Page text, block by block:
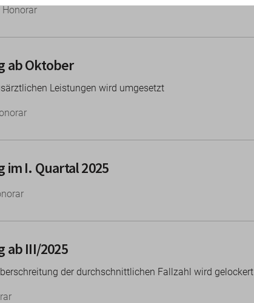
Honorar
ab Oktober
Leistungen wird umgesetzt
I. Quartal 2025
ab III/2025
der durchschnittlichen Fallzahl wird gelockert